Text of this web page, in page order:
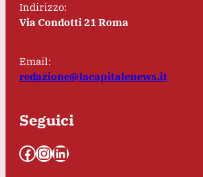
Indirizzo:
Via Condotti 21 Roma
Email:
redazione@lacapitalenews.it
Seguici
Facebook InstagramLinkedIn